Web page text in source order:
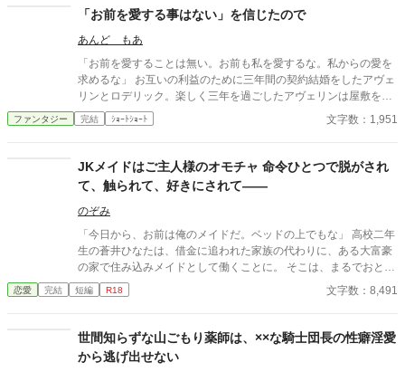
「お前を愛する事はない」を信じたので
あんど もあ
「お前を愛することは無い。お前も私を愛するな。私からの愛を
求めるな」 お互いの利益のために三年間の契約結婚をしたアヴェ
リンとロデリック。楽しく三年を過ごしたアヴェリンは屋敷を出
ていこうとするのだが……。
ファンタジー 完結 ｼｮｰﾄｼｮｰﾄ 文字数：1,951
JKメイドはご主人様のオモチャ 命令ひとつで脱がされ
て、触られて、好きにされて――
のぞみ
「今日から、お前は俺のメイドだ。ベッドの上でもな」 高校二年
生の蒼井ひなたは、借金に追われた家族の代わりに、ある大富豪
の家で住み込みメイドとして働くことに。 そこは、まるでおとぎ
話に出てきそうな大きな洋館。 でも、そこで待っていたのは、同
じ高校に通うちょっと有名な男の子――完璧だけど性格が超ドS
しかも、彼の命令はちょっと普通じゃない。 「掃除だけじゃダメ
だろ？ ご主人様の癒しも、メイドの大事な仕事だろ？」 手を握
られるたび、耳元で囁かれるたび、心臓がバクバクする。 なの
恋愛 完結 短編 R18 文字数：8,491
世間知らずな山ごもり薬師は、××な騎士団長の性癖淫愛
から逃げ出せない